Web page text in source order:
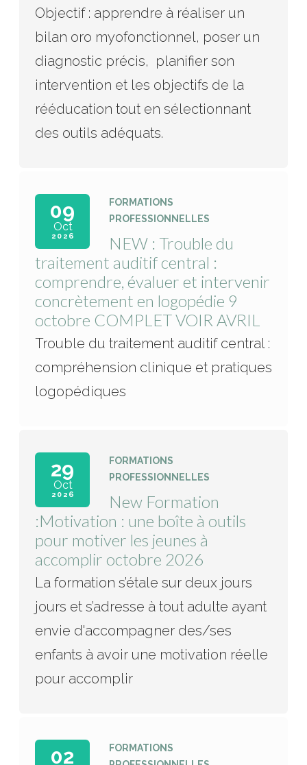
Objectif : apprendre à réaliser un
bilan oro myofonctionnel, poser un
diagnostic précis, planifier son
intervention et les objectifs de la
rééducation tout en sélectionnant
des outils adéquats.
09
Oct
2026
FORMATIONS
PROFESSIONNELLES
NEW : Trouble du
traitement auditif central :
comprendre, évaluer et intervenir
concrètement en logopédie 9
octobre COMPLET VOIR AVRIL
Trouble du traitement auditif central :
compréhension clinique et pratiques
logopédiques
29
Oct
2026
FORMATIONS
PROFESSIONNELLES
New Formation
:Motivation : une boîte à outils
pour motiver les jeunes à
accomplir octobre 2026
La formation s’étale sur deux jours
jours et s’adresse à tout adulte ayant
envie d'accompagner des/ses
enfants à avoir une motivation réelle
pour accomplir
02
FORMATIONS